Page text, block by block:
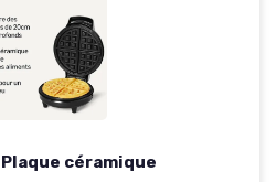
céramique